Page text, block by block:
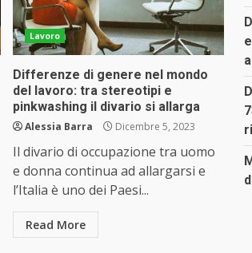
Lavoro
Differenze di genere nel mondo
del lavoro: tra stereotipi e
pinkwashing il divario si allarga
Alessia Barra Dicembre 5, 2023
Il divario di occupazione tra uomo
e donna continua ad allargarsi e
l’Italia è uno dei Paesi...
Read More